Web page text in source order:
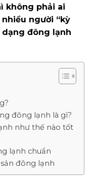
không phải ai
người “kỳ
đông lạnh
đông lạnh là gì?
như thế nào tốt
lạnh chuẩn
đông lạnh